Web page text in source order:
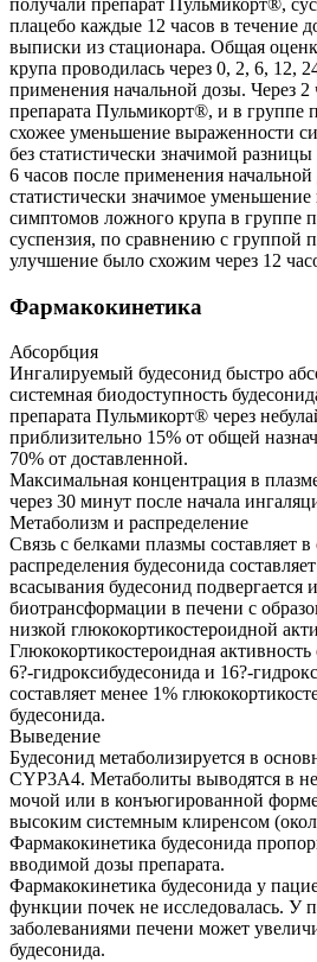
получали препарат Пульмикорт®,
плацебо каждые 12 часов в течение
выписки из стационара. Общая
крупа проводилась через 0, 2, 6, 12,
применения начальной дозы. Через 2
препарата Пульмикорт®, и в группе
схожее уменьшение выраженности
без статистически значимой
6 часов после применения
статистически значимое
симптомов ложного крупа в группе
суспензия, по сравнению с группой
улучшение было схожим через 12
Фармакокинетика
Абсорбция
Ингалируемый будесонид быстро
системная биодоступность
препарата Пульмикорт® через
приблизительно 15% от общей
70% от доставленной.
Максимальная концентрация в
через 30 минут после начала
Метаболизм и распределение
Связь с белками плазмы составляет
распределения будесонида
всасывания будесонид подвергается
биотрансформации в печени с
низкой глюкокортикостероидной
Глюкокортикостероидная
6?-гидроксибудесонида и 16?-
составляет менее 1%
будесонида.
Выведение
Будесонид метаболизируется в
CYP3A4. Метаболиты выводятся в
мочой или в конъюгированной
высоким системным клиренсом
Фармакокинетика будесонида
вводимой дозы препарата.
Фармакокинетика будесонида у
функции почек не исследовалась. У
заболеваниями печени может
будесонида.